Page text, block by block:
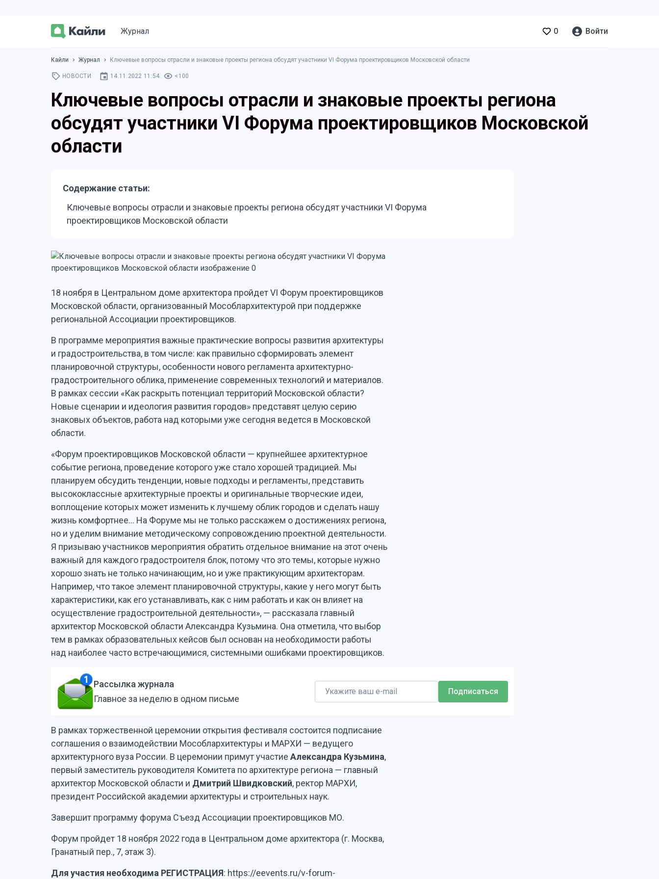
Журнал 0 Войти
Кайли Журнал Ключевые вопросы отрасли и знаковые проекты региона обсудят участники VI Форума проектировщиков Московской области
НОВОСТИ 14.11.2022 11:54 <100
Ключевые вопросы отрасли и знаковые проекты региона
обсудят участники VI Форума проектировщиков Московской
области
Содержание статьи:
Ключевые вопросы отрасли и знаковые проекты региона обсудят участники VI Форума
проектировщиков Московской области
18 ноября в Центральном доме архитектора пройдет VI Форум проектировщиков
Московской области, организованный Мособлархитектурой при поддержке
региональной Ассоциации проектировщиков.
В программе мероприятия важные практические вопросы развития архитектуры
и градостроительства, в том числе: как правильно сформировать элемент
планировочной структуры, особенности нового регламента архитектурно-
градостроительного облика, применение современных технологий и материалов.
В рамках сессии «Как раскрыть потенциал территорий Московской области?
Новые сценарии и идеология развития городов» представят целую серию
знаковых объектов, работа над которыми уже сегодня ведется в Московской
области.
«Форум проектировщиков Московской области — крупнейшее архитектурное
событие региона, проведение которого уже стало хорошей традицией. Мы
планируем обсудить тенденции, новые подходы и регламенты, представить
высококлассные архитектурные проекты и оригинальные творческие идеи,
воплощение которых может изменить к лучшему облик городов и сделать нашу
жизнь комфортнее... На Форуме мы не только расскажем о достижениях региона,
но и уделим внимание методическому сопровождению проектной деятельности.
Я призываю участников мероприятия обратить отдельное внимание на этот очень
важный для каждого градостроителя блок, потому что это темы, которые нужно
хорошо знать не только начинающим, но и уже практикующим архитекторам.
Например, что такое элемент планировочной структуры, какие у него могут быть
характеристики, как его устанавливать, как с ним работать и как он влияет на
осуществление градостроительной деятельности», — рассказала главный
архитектор Московской области Александра Кузьмина. Она отметила, что выбор
тем в рамках образовательных кейсов был основан на необходимости работы
над наиболее часто встречающимися, системными ошибками проектировщиков.
Рассылка журнала
Главное за неделю в одном письме
В рамках торжественной церемонии открытия фестиваля состоится подписание
соглашения о взаимодействии Мособлархитектуры и МАРХИ — ведущего
архитектурного вуза России. В церемонии примут участие Александра Кузьмина,
первый заместитель руководителя Комитета по архитектуре региона — главный
архитектор Московской области и Дмитрий Швидковский, ректор МАРХИ,
президент Российской академии архитектуры и строительных наук.
Завершит программу форума Съезд Ассоциации проектировщиков МО.
Форум пройдет 18 ноября 2022 года в Центральном доме архитектора (г. Москва,
Гранатный пер., 7, этаж 3).
Для участия необходима РЕГИСТРАЦИЯ: https://eevents.ru/v-forum-